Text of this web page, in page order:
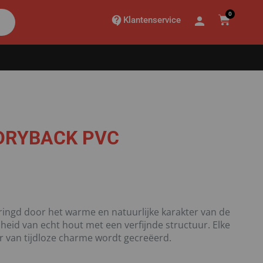
Klantenservice
0
PVC
door het warme en natuurlijke karakter van de
van echt hout met een verfijnde structuur. Elke
tijdloze charme wordt gecreëerd.